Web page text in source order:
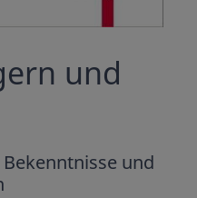
und
und